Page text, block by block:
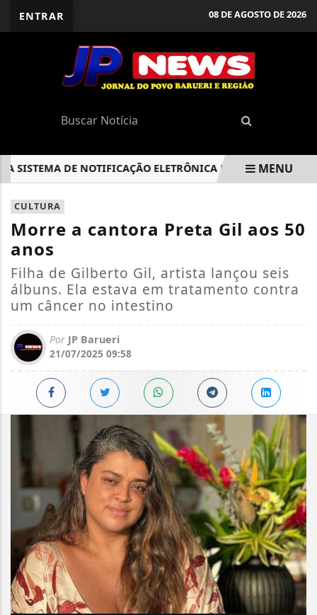
ENTRAR 08 DE AGOSTO DE 2026
DE NOTIFICAÇÃO ELETRÔNICA E OFERECE
EM ALTA
MENU
CULTURA
Morre a cantora Preta Gil aos 50
anos
Filha de Gilberto Gil, artista lançou seis
álbuns. Ela estava em tratamento contra
um câncer no intestino
Por JP Barueri
21/07/2025 09:58